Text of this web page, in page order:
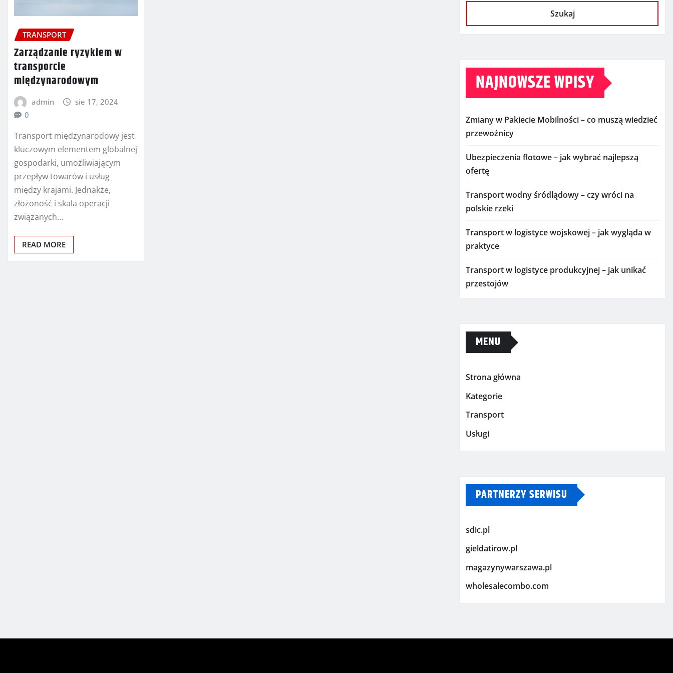
TRANSPORT
Zarządzanie ryzykiem w
transporcie
międzynarodowym
admin
sie 17, 2024
0
Transport międzynarodowy jest
kluczowym elementem globalnej
gospodarki, umożliwiającym
przepływ towarów i usług
między krajami. Jednakże,
złożoność i skala operacji
związanych…
READ MORE
Szukaj
NAJNOWSZE WPISY
Zmiany w Pakiecie Mobilności – co muszą wiedzieć
przewoźnicy
Ubezpieczenia flotowe – jak wybrać najlepszą
ofertę
Transport wodny śródlądowy – czy wróci na
polskie rzeki
Transport w logistyce wojskowej – jak wygląda w
praktyce
Transport w logistyce produkcyjnej – jak unikać
przestojów
MENU
Strona główna
Kategorie
Transport
Usługi
PARTNERZY SERWISU
sdic.pl
gieldatirow.pl
magazynywarszawa.pl
wholesalecombo.com